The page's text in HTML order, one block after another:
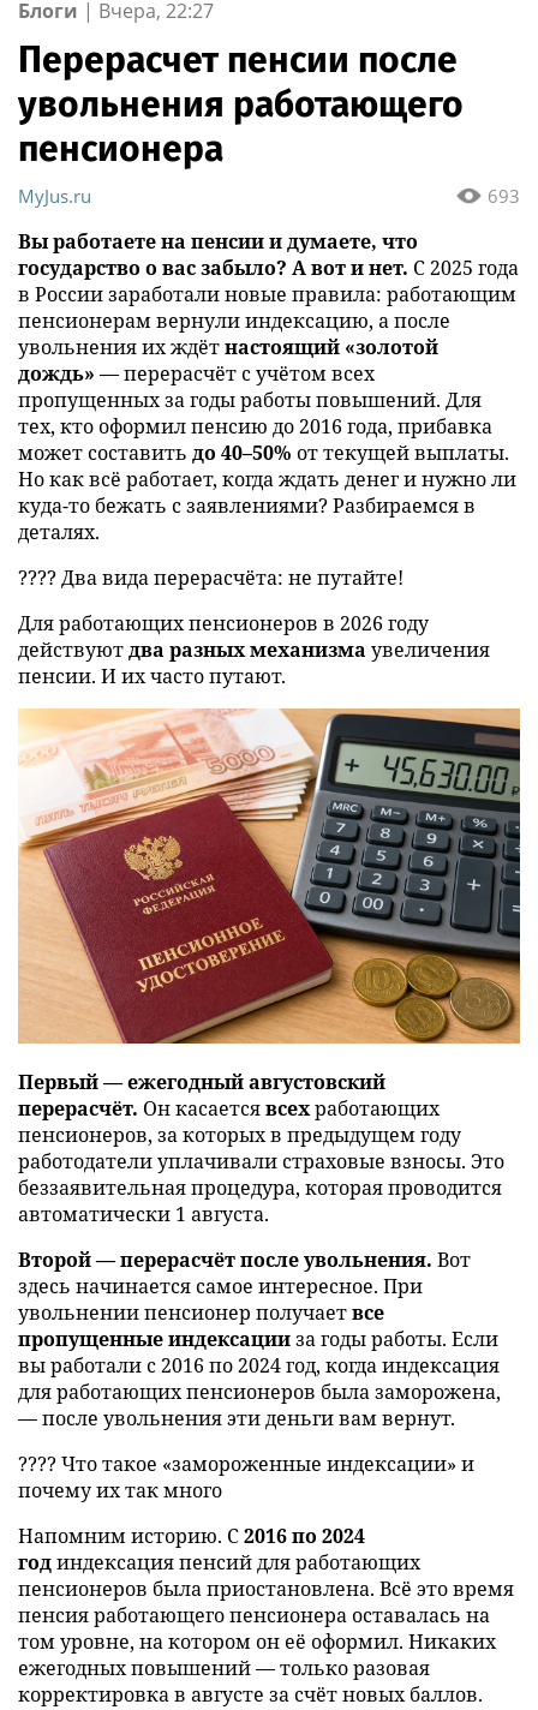
Блоги | Вчера, 22:27
Перерасчет пенсии после
увольнения работающего
пенсионера
693
MyJus.ru
Вы работаете на пенсии и думаете, что
государство о вас забыло? А вот и нет. С 2025 года
в России заработали новые правила: работающим
пенсионерам вернули индексацию, а после
увольнения их ждётнастоящий «золотой
дождь» — перерасчёт с учётом всех
пропущенных за годы работы повышений. Для
тех, кто оформил пенсию до 2016 года, прибавка
может составить до 40–50% от текущей выплаты.
Но как всё работает, когда ждать денег и нужно ли
куда-то бежать с заявлениями? Разбираемся в
деталях.
???? Два вида перерасчёта: не путайте!
Для работающих пенсионеров в 2026 году
действуютдва разных механизма увеличения
пенсии. И их часто путают.
Первый — ежегодный августовский
перерасчёт. Он касаетсявсехработающих
пенсионеров, за которых в предыдущем году
работодатели уплачивали страховые взносы. Это
беззаявительная процедура, которая проводится
автоматически 1 августа.
Второй — перерасчёт после увольнения. Вот
здесь начинается самое интересное. При
увольнении пенсионер получаетвсе
пропущенные индексацииза годы работы. Если
вы работали с 2016 по 2024 год, когда индексация
для работающих пенсионеров была заморожена,
— после увольнения эти деньги вам вернут.
???? Что такое «замороженные индексации» и
почему их так много
Напомним историю. С2016 по 2024
годиндексация пенсий для работающих
пенсионеров была приостановлена. Всё это время
пенсия работающего пенсионера оставалась на
том уровне, на котором он её оформил. Никаких
ежегодных повышений — только разовая
корректировка в августе за счёт новых баллов.